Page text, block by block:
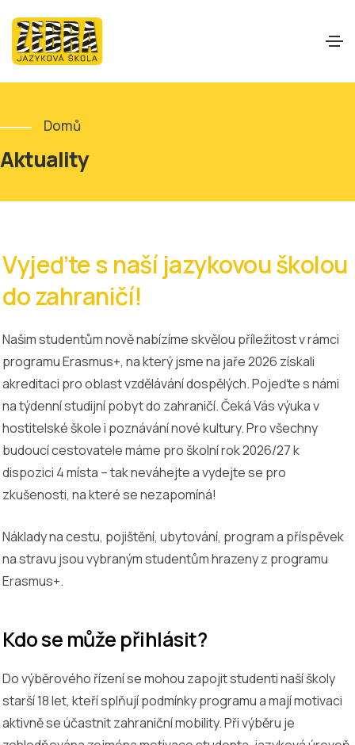
Domů
Aktuality
Vyjeďte s naší jazykovou školou
do zahraničí!
Našim studentům nově nabízíme skvělou příležitost v rámci
programu Erasmus+, na který jsme na jaře 2026 získali
akreditaci pro oblast vzdělávání dospělých. Pojeďte s námi
na týdenní studijní pobyt do zahraničí. Čeká Vás výuka v
hostitelské škole i poznávání nové kultury. Pro všechny
budoucí cestovatele máme pro školní rok 2026/27 k
dispozici 4 místa – tak neváhejte a vydejte se pro
zkušenosti, na které se nezapomíná!
Náklady na cestu, pojištění, ubytování, program a příspěvek
na stravu jsou vybraným studentům hrazeny z programu
Erasmus+.
Kdo se může přihlásit?
Do výběrového řízení se mohou zapojit studenti naší školy
starší 18 let, kteří splňují podmínky programu a mají motivaci
aktivně se účastnit zahraniční mobility. Při výběru je